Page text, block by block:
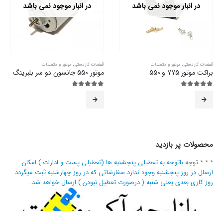
در انبار موجود نمی باشد
قطعات کاردستی, موتور و متعلقات
براکت موتور 775 و 550
در انبار موجود نمی باشد
قطعات کاردستی, موتور و متعلقات
موتور 550 جانسون دو سر بلبرینگ
محصولات پر بازدید
* * * توجهباتوجه به تعطیلی پنجشنبه ها (تعطیلی پست و ادارات ) امکان
ارسال در روز پنجشنبه وجود ندارد سفارشاتی که در روز چهارشنبه ثبت میگردد
روز کاری بعدی یعنی شنبه ( درصورت تعطیل نبودن ) ارسال خواهد شد.